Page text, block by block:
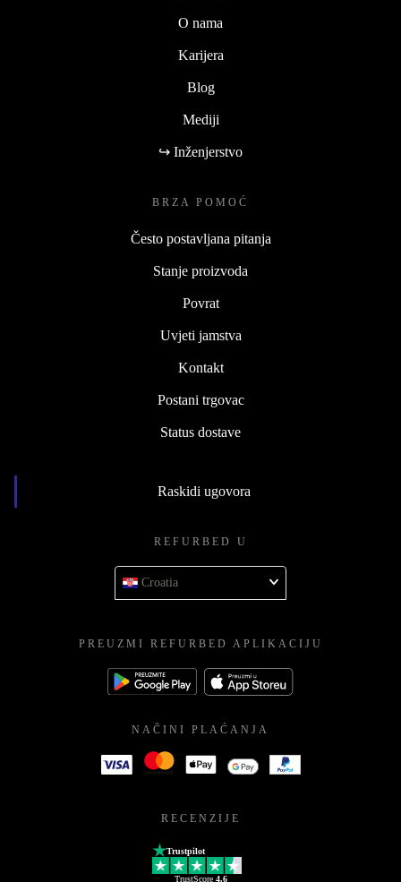
O nama
Karijera
Blog
Mediji
↪ Inženjerstvo
BRZA POMOĆ
Često postavljana pitanja
Stanje proizvoda
Povrat
Uvjeti jamstva
Kontakt
Postani trgovac
Status dostave
Raskidi ugovora
REFURBED U
Croatia
PREUZMI REFURBED APLIKACIJU
NAČINI PLAĆANJA
RECENZIJE
Trustpilot
TrustScore 4.6